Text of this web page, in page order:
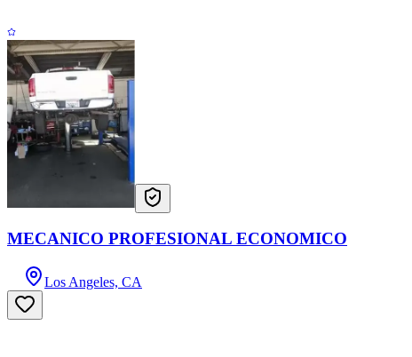
MECANICO PROFESIONAL ECONOMICO
Los Angeles, CA